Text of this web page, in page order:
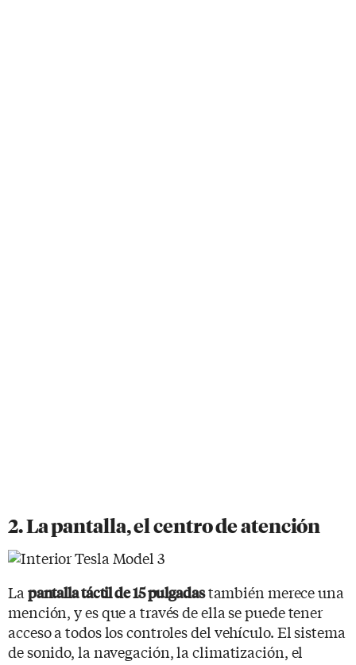
2. La pantalla, el centro de atención
La pantalla táctil de 15 pulgadastambién merece una
mención, y es que a través de ella se puede tener
acceso a todos los controles del vehículo. El sistema
de sonido, la navegación, la climatización, el